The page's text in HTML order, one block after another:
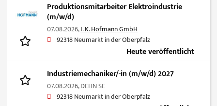
Produktionsmitarbeiter Elektroindustrie
(m/w/d)
07.08.2026,I. K. Hofmann GmbH
92318 Neumarkt in der Oberpfalz
Heute veröffentlicht
Industriemechaniker/-in (m/w/d) 2027
07.08.2026,DEHN SE
92318 Neumarkt in der Oberpfalz